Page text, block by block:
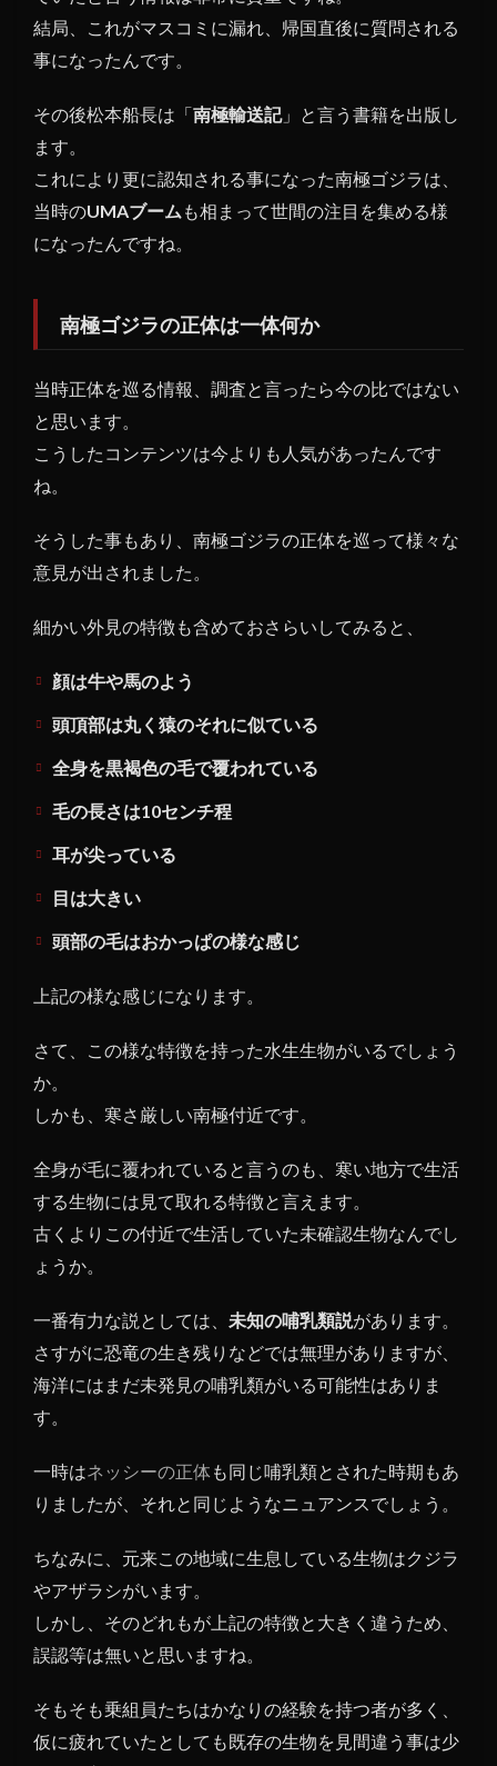
結局、これがマスコミに漏れ、帰国直後に質問される
事になったんです。
その後松本船長は「南極輸送記」と言う書籍を出版し
ます。
これにより更に認知される事になった南極ゴジラは、
当時のUMAブーム も相まって世間の注目を集める様
になったんですね。
南極ゴジラの正体は一体何か
当時正体を巡る情報、調査と言ったら今の比ではない
と思います。
こうしたコンテンツは今よりも人気があったんです
ね。
そうした事もあり、南極ゴジラの正体を巡って様々な
意見が出されました。
細かい外見の特徴も含めておさらいしてみると、
顔は牛や馬のよう
頭頂部は丸く猿のそれに似ている
全身を黒褐色の毛で覆われている
毛の長さは10センチ程
耳が尖っている
目は大きい
頭部の毛はおかっぱの様な感じ
上記の様な感じになります。
さて、この様な特徴を持った水生生物がいるでしょう
か。
しかも、寒さ厳しい南極付近です。
全身が毛に覆われていると言うのも、寒い地方で生活
する生物には見て取れる特徴と言えます。
古くよりこの付近で生活していた未確認生物なんでし
ょうか。
一番有力な説としては、 未知の哺乳類説があります。
さすがに恐竜の生き残りなどでは無理がありますが、
海洋にはまだ未発見の哺乳類がいる可能性はありま
す。
一時はネッシーの正体も同じ哺乳類とされた時期もあ
りましたが、それと同じようなニュアンスでしょう。
ちなみに、元来この地域に生息している生物はクジラ
やアザラシがいます。
しかし、そのどれもが上記の特徴と大きく違うため、
誤認等は無いと思いますね。
そもそも乗組員たちはかなりの経験を持つ者が多く、
仮に疲れていたとしても既存の生物を見間違う事は少